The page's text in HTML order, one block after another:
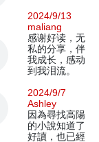
2024/9/13
maliang
感谢好读，无
私的分享，伴
我成长，感动
到我泪流。
2024/9/7
Ashley
因為尋找高陽
的小說知道了
好讀，也已經